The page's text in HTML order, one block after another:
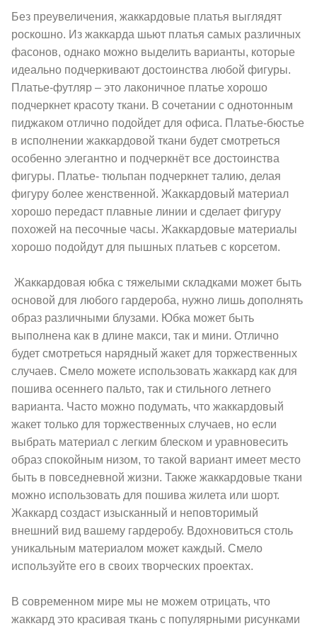
Без преувеличения, жаккардовые платья выглядят
роскошно. Из жаккарда шьют платья самых различных
фасонов, однако можно выделить варианты, которые
идеально подчеркивают достоинства любой фигуры.
Платье-футляр – это лаконичное платье хорошо
подчеркнет красоту ткани. В сочетании с однотонным
пиджаком отлично подойдет для офиса. Платье-бюстье
в исполнении жаккардовой ткани будет смотреться
особенно элегантно и подчеркнёт все достоинства
фигуры. Платье- тюльпан подчеркнет талию, делая
фигуру более женственной. Жаккардовый материал
хорошо передаст плавные линии и сделает фигуру
похожей на песочные часы. Жаккардовые материалы
хорошо подойдут для пышных платьев с корсетом.
Жаккардовая юбка с тяжелыми складками может быть
основой для любого гардероба, нужно лишь дополнять
образ различными блузами. Юбка может быть
выполнена как в длине макси, так и мини. Отлично
будет смотреться нарядный жакет для торжественных
случаев. Смело можете использовать жаккард как для
пошива осеннего пальто, так и стильного летнего
варианта. Часто можно подумать, что жаккардовый
жакет только для торжественных случаев, но если
выбрать материал с легким блеском и уравновесить
образ спокойным низом, то такой вариант имеет место
быть в повседневной жизни. Также жаккардовые ткани
можно использовать для пошива жилета или шорт.
Жаккард создаст изысканный и неповторимый
внешний вид вашему гардеробу. Вдохновиться столь
уникальным материалом может каждый. Смело
используйте его в своих творческих проектах.
В современном мире мы не можем отрицать, что
жаккард это красивая ткань с популярными рисунками